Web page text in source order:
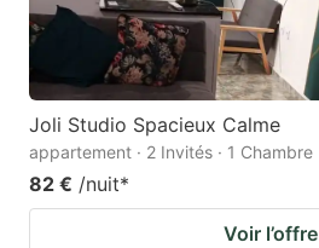
Joli Studio Spacieux Calme
appartement · 2 Invités · 1 Chambre
82 € /nuit*
Voir l’offre